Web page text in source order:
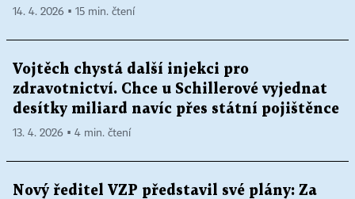
14. 4. 2026 ▪ 15 min. čtení
Vojtěch chystá další injekci pro
zdravotnictví. Chce u Schillerové vyjednat
desítky miliard navíc přes státní pojištěnce
13. 4. 2026 ▪ 4 min. čtení
Nový ředitel VZP představil své plány: Za